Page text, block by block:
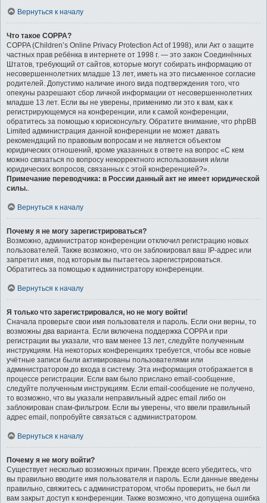
Вернуться к началу
Что такое COPPA?
COPPA (Children’s Online Privacy Protection Act of 1998), или Акт о защите
частных прав ребёнка в интернете от 1998 г. — это закон Соединённых
Штатов, требующий от сайтов, которые могут собирать информацию от
несовершеннолетних младше 13 лет, иметь на это письменное согласие
родителей. Допустимо наличие иного вида подтверждения того, что
опекуны разрешают сбор личной информации от несовершеннолетних
младше 13 лет. Если вы не уверены, применимо ли это к вам, как к
регистрирующемуся на конференции, или к самой конференции,
обратитесь за помощью к юрисконсульту. Обратите внимание, что phpBB
Limited администрация данной конференции не может давать
рекомендаций по правовым вопросам и не является объектом
юридических отношений, кроме указанных в ответе на вопрос «С кем
можно связаться по вопросу некорректного использования и/или
юридических вопросов, связанных с этой конференцией?».
Примечание переводчика: в России данный акт не имеет юридической
силы..
Вернуться к началу
Почему я не могу зарегистрироваться?
Возможно, администратор конференции отключил регистрацию новых
пользователей. Также возможно, что он заблокировал ваш IP-адрес или
запретил имя, под которым вы пытаетесь зарегистрироваться.
Обратитесь за помощью к администратору конференции.
Вернуться к началу
Я только что зарегистрировался, но не могу войти!
Сначала проверьте свои имя пользователя и пароль. Если они верны, то
возможны два варианта. Если включена поддержка COPPA и при
регистрации вы указали, что вам менее 13 лет, следуйте полученным
инструкциям. На некоторых конференциях требуется, чтобы все новые
учётные записи были активированы пользователями или
администратором до входа в систему. Эта информация отображается в
процессе регистрации. Если вам было прислано email-сообщение,
следуйте полученным инструкциям. Если email-сообщение не получено,
то возможно, что вы указали неправильный адрес email либо он
заблокирован спам-фильтром. Если вы уверены, что ввели правильный
адрес email, попробуйте связаться с администратором.
Вернуться к началу
Почему я не могу войти?
Существует несколько возможных причин. Прежде всего убедитесь, что
вы правильно вводите имя пользователя и пароль. Если данные введены
правильно, свяжитесь с администратором, чтобы проверить, не был ли
вам закрыт доступ к конференции. Также возможно, что допущена ошибка